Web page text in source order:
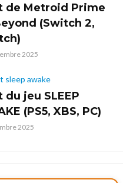
de Metroid Prime
(Switch 2,
2025
du jeu SLEEP
(PS5, XBS, PC)
2025